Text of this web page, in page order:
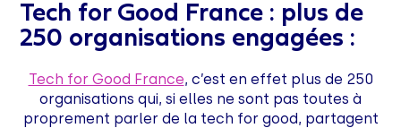
Tech for Good France : plus de
250 organisations engagées :
Tech for Good France, c’est en effet plus de 250
organisations qui, si elles ne sont pas toutes à
proprement parler de la tech for good, partagent